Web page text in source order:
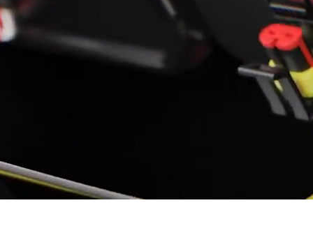
i witryna nie będzie działać w zamierzony sposób bez
osoby.
które zmieniają wygląd lub funkcjonowanie strony, np.
w jaki sposób różni użytkownicy zachowują się na stronie,
internetowych. Celem jest wyświetlanie reklam, które są
cenne dla wydawców i reklamodawców strony trzeciej.